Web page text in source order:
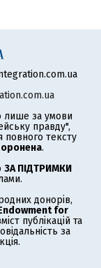
лише за умови
правду",
повного тексту
.
ЗА ПІДТРИМКИ
донорів,
for
публікацій та
за